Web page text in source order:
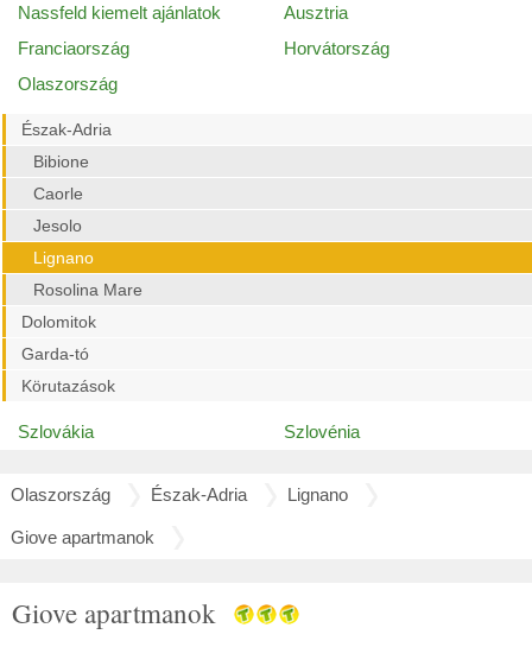
Nassfeld kiemelt ajánlatok
Ausztria
Franciaország
Horvátország
Olaszország
Észak-Adria
Bibione
Caorle
Jesolo
Lignano
Rosolina Mare
Dolomitok
Garda-tó
Körutazások
Szlovákia Szlovénia
Olaszország Észak-Adria Lignano
Giove apartmanok
Giove apartmanok